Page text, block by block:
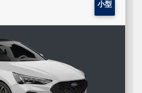
小型